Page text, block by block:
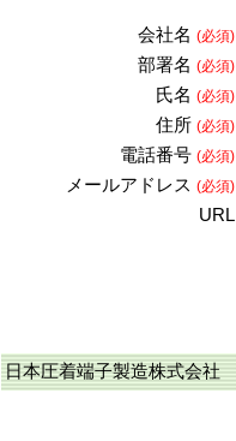
会社名 (必須)
部署名 (必須)
氏名 (必須)
住所 (必須)
電話番号 (必須)
メールアドレス (必須)
URL
日本圧着端子製造株式会社